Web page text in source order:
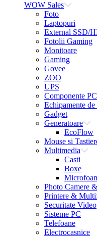
WOW Sales
Foto
Laptopuri
External SSD/
Fotolii Gaming
Monitoare
Gaming
Govee
ZOO
UPS
Componente PC
Echipamente
Gadget
Generatoare
EcoFlow
Mouse si
Multimedia
Casti
Boxe
Photo Camere
Printere &
Securitate Video
Sisteme PC
Telefoane
Electrocasnice